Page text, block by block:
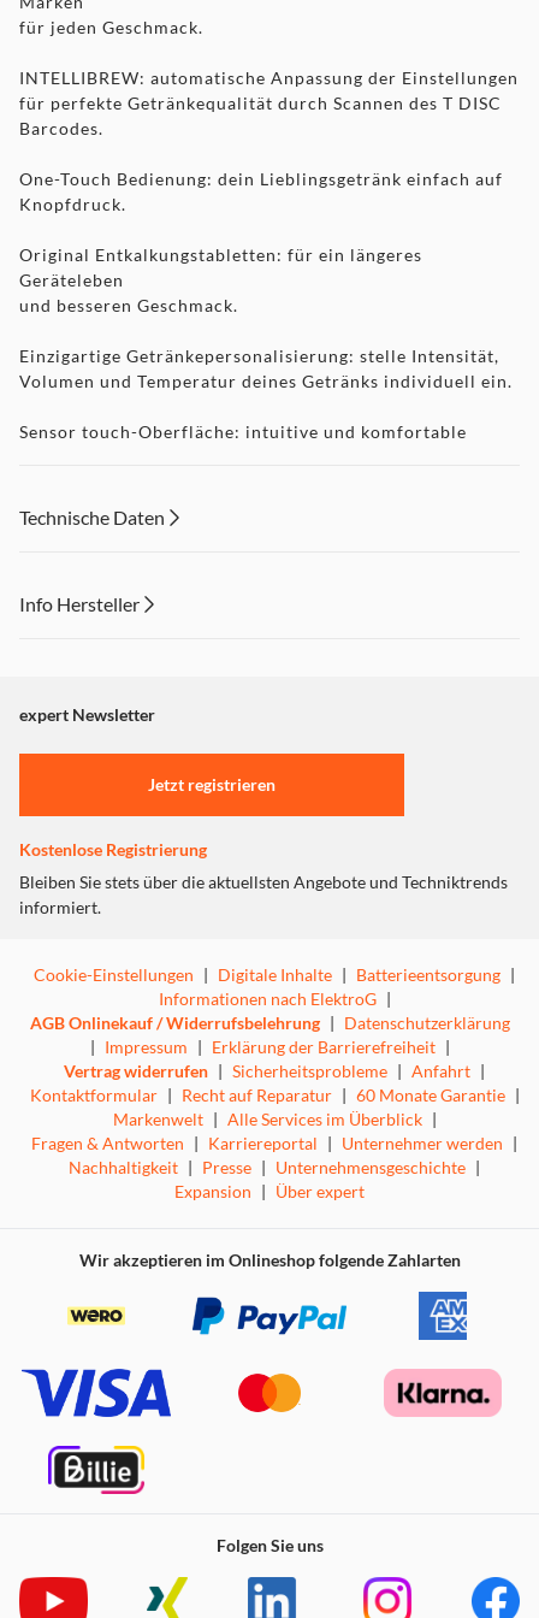
für jeden Geschmack.
INTELLIBREW: automatische Anpassung der Einstellungen
für perfekte Getränkequalität durch Scannen des T DISC
Barcodes.
One-Touch Bedienung: dein Lieblingsgetränk einfach auf
Knopfdruck.
Original Entkalkungstabletten: für ein längeres
Geräteleben
und besseren Geschmack.
Einzigartige Getränkepersonalisierung: stelle Intensität,
Volumen und Temperatur deines Getränks individuell ein.
Sensor touch-Oberfläche: intuitive und komfortable
Längerer Genuss: länger Freude am Gerät dank BRITA
Single serve: perfekt für eine Tasse des Getränks deiner
passend für alle deine Tassen, Gläser und Becher.
Einfache Entkalkung: einfache Reinigung dank
automatischem Entkalkungsprogramm.
StandbyModus.
Technische Daten
Info Hersteller
"Marketing".
Einstellungen anpassen
expert Newsletter
Jetzt registrieren
Kostenlose Registrierung
Bleiben Sie stets über die aktuellsten Angebote und Techniktrends
informiert.
Cookie-Einstellungen | Digitale Inhalte | Batterieentsorgung |
Informationen nach ElektroG |
AGB Onlinekauf / Widerrufsbelehrung | Datenschutzerklärung
| Impressum | Erklärung der Barrierefreiheit |
Vertrag widerrufen | Sicherheitsprobleme | Anfahrt |
Kontaktformular | Recht auf Reparatur | 60 Monate Garantie |
Markenwelt | Alle Services im Überblick |
Fragen & Antworten | Karriereportal | Unternehmer werden |
Nachhaltigkeit | Presse | Unternehmensgeschichte |
Expansion | Über expert
Wir akzeptieren im Onlineshop folgende Zahlarten
Folgen Sie uns